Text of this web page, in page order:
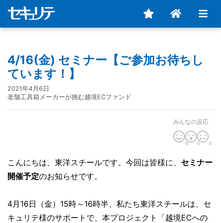
4/16(金) セミナー【ご参加お待ちし
ています！】
2021年4月6日
老舗工具箱メーカーが挑む越境ECファンド
みんなの反応
0 0 0
こんにちは、東洋スチールです。今回は皆様に、 セミナー
開催予定のお知らせです。
4月16日（金）15時～16時半、私たち東洋スチールは、セ
キュリテ様のサポートで、本プロジェクト「越境ECへの